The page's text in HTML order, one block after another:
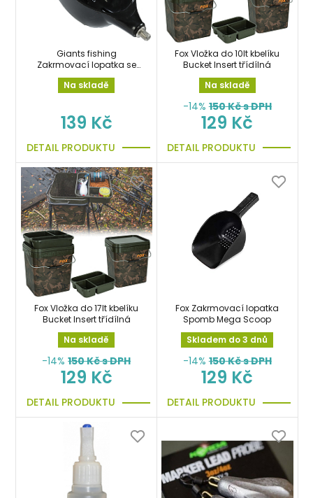
Giants fishing
Zakrmovací lopatka se
závitem Baiting Spoon
with holes Black (23cm)
Na skladě
139 Kč
DETAIL PRODUKTU
Fox Vložka do 10lt kbelíku
Bucket Insert třídílná
Na skladě
-14% 150Kč s DPH
129 Kč
DETAIL PRODUKTU
Fox Vložka do 17lt kbelíku
Bucket Insert třídílná
Na skladě
-14% 150Kč s DPH
129 Kč
DETAIL PRODUKTU
Fox Zakrmovací lopatka
Spomb Mega Scoop
Skladem do 3 dnů
-14% 150Kč s DPH
129 Kč
DETAIL PRODUKTU